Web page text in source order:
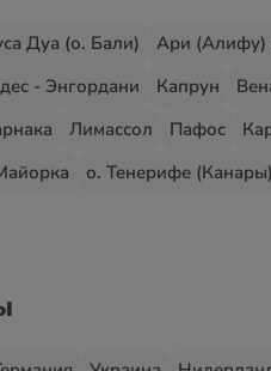
Дуа (о. Бали) Ари (Алифу)
- Энгордани Капрун
Лимассол Пафос
о. Тенерифе (Канары)